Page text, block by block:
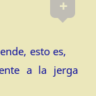
+
esto es,
a la jerga